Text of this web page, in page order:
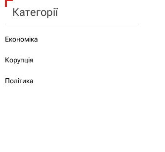
Категорії
Економіка
Корупція
Політика